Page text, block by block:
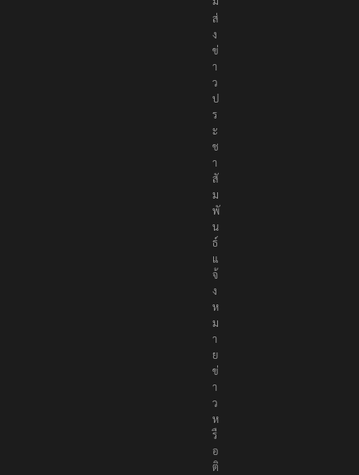
ส่
ง
ข่
า
ว
ป
ร
ะ
ช
า
สั
ม
พั
น
ธ์
แ
จ้
ง
ห
ม
า
ย
ข่
า
ว
ห
รื
อ
ติ